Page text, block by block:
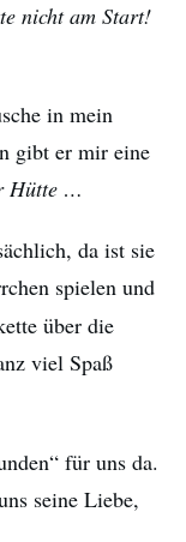
nicht am Start!
in mein
gibt er mir eine
Hütte …
da ist sie
spielen und
über die
viel Spaß
für uns da.
seine Liebe,